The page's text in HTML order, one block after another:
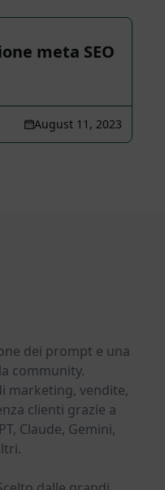
meta SEO
August 11, 2023
dei prompt e una
community.
marketing, vendite,
clienti grazie a
Claude, Gemini,